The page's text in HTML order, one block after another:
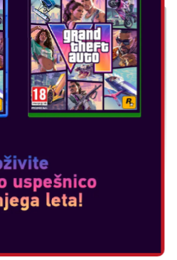
CASE & SCREEN
ekran v enem za Nintendo